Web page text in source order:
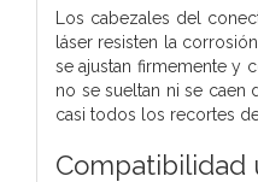
Los cabezales del
láser resisten la
se ajustan firmemente y
no se sueltan ni se caen
casi todos los recortes de
Compatibilidad